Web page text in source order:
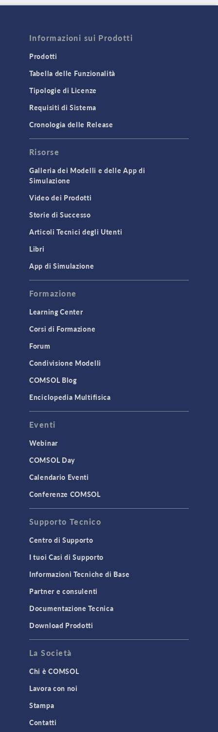
Informazioni sui Prodotti
Prodotti
Tabella delle Funzionalità
Tipologie di Licenze
Requisiti di Sistema
Cronologia delle Release
Risorse
Galleria dei Modelli e delle App di
Simulazione
Video dei Prodotti
Storie di Successo
Articoli Tecnici degli Utenti
Libri
App di Simulazione
Formazione
Learning Center
Corsi di Formazione
Forum
Condivisione Modelli
COMSOL Blog
Enciclopedia Multifisica
Eventi
Webinar
COMSOL Day
Calendario Eventi
Conferenze COMSOL
Supporto Tecnico
Centro di Supporto
I tuoi Casi di Supporto
Informazioni Tecniche di Base
Partner e consulenti
Documentazione Tecnica
Download Prodotti
La Società
Chi è COMSOL
Lavora con noi
Stampa
Contatti